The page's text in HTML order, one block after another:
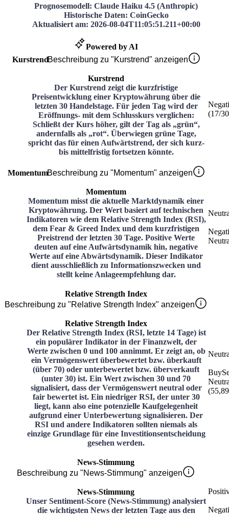
Prognosemodell: Claude Haiku 4.5 (Anthropic)
Historische Daten: CoinGecko
Aktualisiert am: 2026-08-04T11:05:51.211+00:00
Powered by AI
KurstrendBeschreibung zu "Kurstrend" anzeigen
Kurstrend
Der Kurstrend zeigt die kurzfristige
Preisentwicklung einer Kryptowährung über die
letzten 30 Handelstage. Für jeden Tag wird der
Eröffnungs- mit dem Schlusskurs verglichen:
Schließt der Kurs höher, gilt der Tag als „grün“,
andernfalls als „rot“. Überwiegen grüne Tage,
spricht das für einen Aufwärtstrend, der sich kurz-
bis mittelfristig fortsetzen könnte.
(17/
MomentumBeschreibung zu "Momentum" anzeigen
Momentum
Momentum misst die aktuelle Marktdynamik einer
Kryptowährung. Der Wert basiert auf technischen
Indikatoren wie dem Relative Strength Index (RSI),
dem Fear & Greed Index und dem kurzfristigen
Preistrend der letzten 30 Tage. Positive Werte
deuten auf eine Aufwärtsdynamik hin, negative
Werte auf eine Abwärtsdynamik. Dieser Indikator
dient ausschließlich zu Informationszwecken und
stellt keine Anlageempfehlung dar.
Relative Strength Index
Beschreibung zu "Relative Strength Index" anzeigen
Relative Strength Index
Der Relative Strength Index (RSI, letzte 14 Tage) ist
ein populärer Indikator in der Finanzwelt, der
Werte zwischen 0 und 100 annimmt. Er zeigt an, ob
ein Vermögenswert überbewertet bzw. überkauft
(über 70) oder unterbewertet bzw. überverkauft
(unter 30) ist. Ein Wert zwischen 30 und 70
signalisiert, dass der Vermögenswert neutral oder
fair bewertet ist. Ein niedriger RSI, der unter 30
liegt, kann also eine potenzielle Kaufgelegenheit
aufgrund einer Unterbewertung signalisieren. Der
RSI und andere Indikatoren sollten niemals als
einzige Grundlage für eine Investitionsentscheidung
gesehen werden.
Buy
(55,89
News-Stimmung
Beschreibung zu "News-Stimmung" anzeigen
News-Stimmung
Unser Sentiment-Score (News-Stimmung) analysiert
die wichtigsten News der letzten Tage aus den